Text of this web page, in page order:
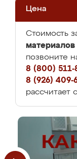
Цена
Стоимость
материалов
позвоните
8 (800) 511-
8 (926) 409-
рассчитает